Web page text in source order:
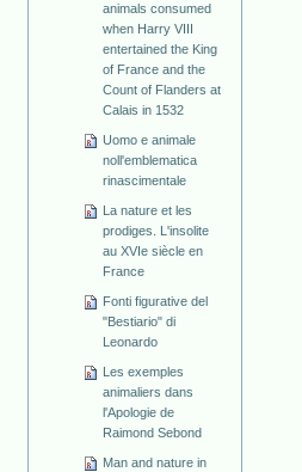
animals consumed
when Harry VIII
entertained the King
of France and the
Count of Flanders at
Calais in 1532
Uomo e animale
noll'emblematica
rinascimentale
La nature et les
prodiges. L'insolite
au XVIe siècle en
France
Fonti figurative del
"Bestiario" di
Leonardo
Les exemples
animaliers dans
l'Apologie de
Raimond Sebond
Man and nature in